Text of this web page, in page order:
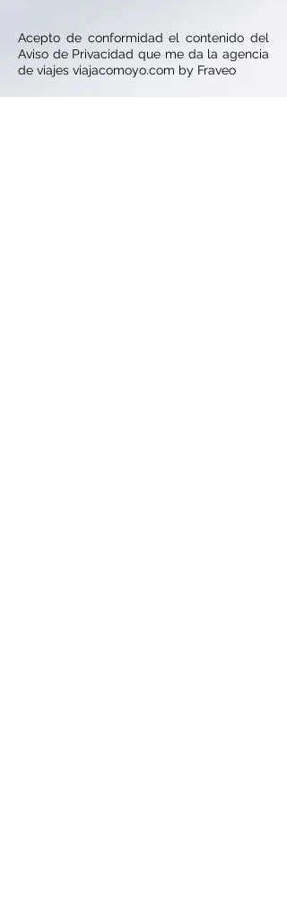
Acepto de conformidad el contenido del
Aviso de Privacidad que me da la agencia
de viajes viajacomoyo.com by Fraveo